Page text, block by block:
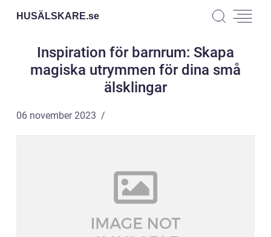
HUSÄLSKARE.se
Inspiration för barnrum: Skapa
magiska utrymmen för dina små
älsklingar
06 november 2023